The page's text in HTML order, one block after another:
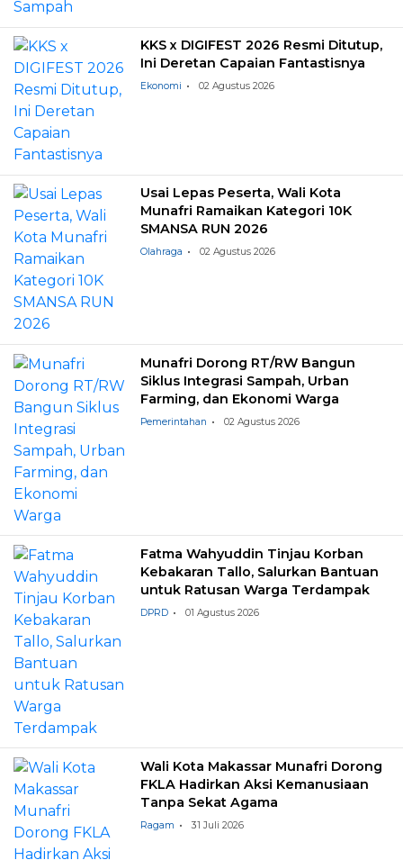
KKS x DIGIFEST 2026 Resmi Ditutup,
Ini Deretan Capaian Fantastisnya
Ekonomi 02 Agustus 2026
Usai Lepas Peserta, Wali Kota
Munafri Ramaikan Kategori 10K
SMANSA RUN 2026
Olahraga 02 Agustus 2026
Munafri Dorong RT/RW Bangun
Siklus Integrasi Sampah, Urban
Farming, dan Ekonomi Warga
Pemerintahan 02 Agustus 2026
Fatma Wahyuddin Tinjau Korban
Kebakaran Tallo, Salurkan Bantuan
untuk Ratusan Warga Terdampak
DPRD 01 Agustus 2026
Wali Kota Makassar Munafri Dorong
FKLA Hadirkan Aksi Kemanusiaan
Tanpa Sekat Agama
Ragam 31 Juli 2026